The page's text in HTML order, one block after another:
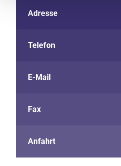
Adresse
Telefon
E-Mail
Fax
Anfahrt